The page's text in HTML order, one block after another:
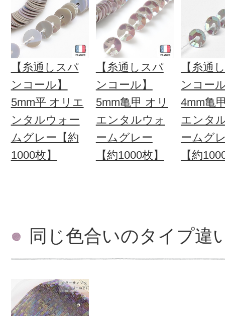
【糸通しスパ
ンコール】
5mm平 オリエ
ンタルウォー
ムグレー【約
1000枚】
【糸通しスパ
ンコール】
5mm亀甲 オリ
エンタルウォ
ームグレー
【約1000枚】
【糸通
ンコー
4mm亀
エンタ
ームグ
【約
同じ色合いのタイプ違